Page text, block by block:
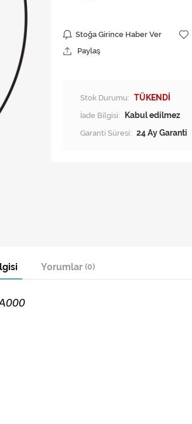
Stoğa Girince Haber Ver
Paylaş
Stok Durumu: TÜKENDİ
İade Bilgisi:
Garanti Süresi: 24 Ay Garanti
Yorumlar (0)